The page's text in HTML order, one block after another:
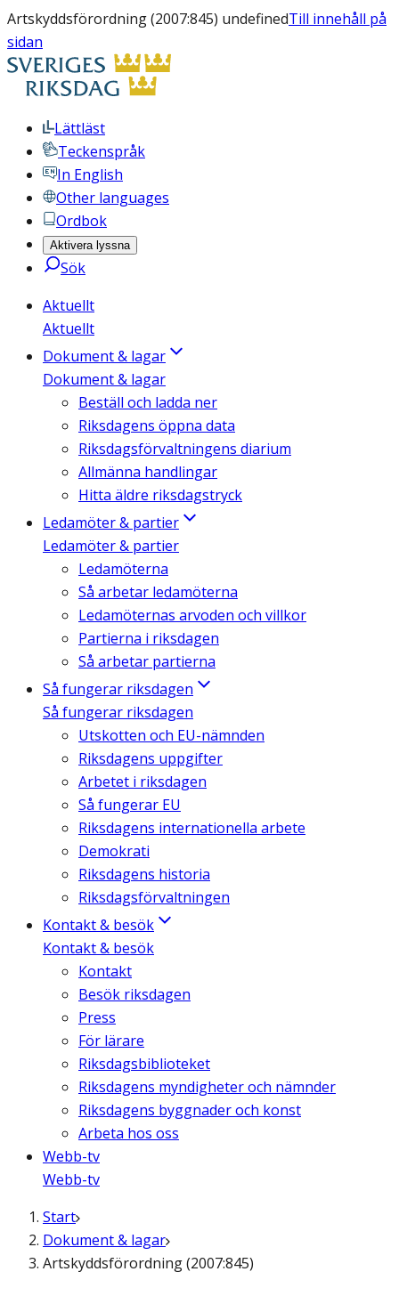
Artskyddsförordning (2007:845) undefinedTill innehåll på
sidan
Lättläst
Teckenspråk
In English
Other languages
Ordbok
Aktivera lyssna
Sök
Aktuellt
Aktuellt
Dokument & lagar
Dokument & lagar
Beställ och ladda ner
Riksdagens öppna data
Riksdagsförvaltningens diarium
Allmänna handlingar
Hitta äldre riksdagstryck
Ledamöter & partier
Ledamöter & partier
Ledamöterna
Så arbetar ledamöterna
Ledamöternas arvoden och villkor
Partierna i riksdagen
Så arbetar partierna
Så fungerar riksdagen
Så fungerar riksdagen
Utskotten och EU-nämnden
Riksdagens uppgifter
Arbetet i riksdagen
Så fungerar EU
Riksdagens internationella arbete
Demokrati
Riksdagens historia
Riksdagsförvaltningen
Kontakt & besök
Kontakt & besök
Kontakt
Besök riksdagen
Press
För lärare
Riksdagsbiblioteket
Riksdagens myndigheter och nämnder
Riksdagens byggnader och konst
Arbeta hos oss
Webb-tv
Webb-tv
Start
Dokument & lagar
Artskyddsförordning (2007:845)